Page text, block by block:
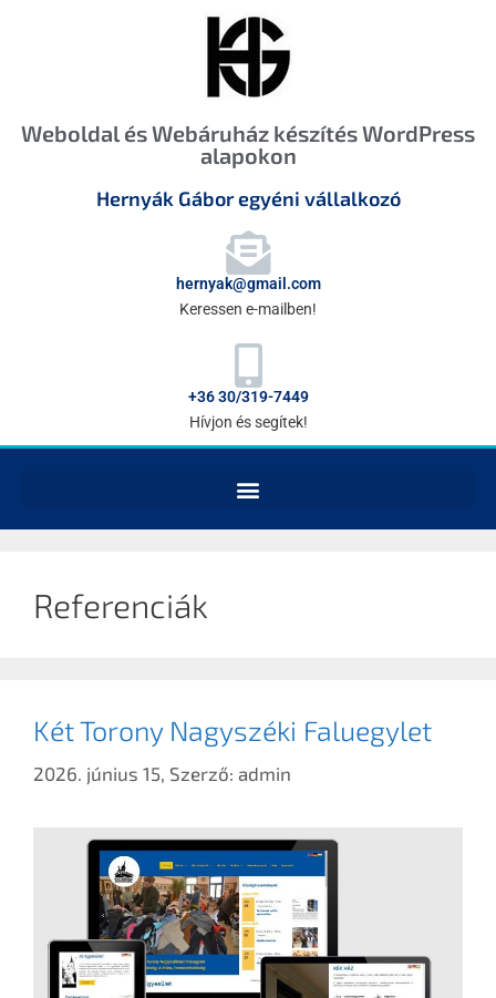
Weboldal és Webáruház készítés WordPress
alapokon
Hernyák Gábor egyéni vállalkozó
hernyak@gmail.com
Keressen e-mailben!
+36 30/319-7449
Hívjon és segítek!
Referenciák
Két Torony Nagyszéki Faluegylet
2026. június 15, Szerző: admin